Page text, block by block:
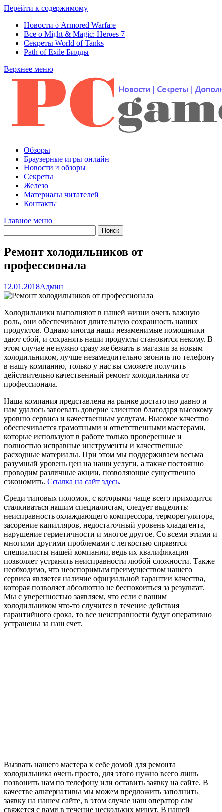
Перейти к содержимому
Новости о Armored Warfare
Все о Might & Magic: Heroes 7
Секреты World of Tanks
Path of Exile Билды
Верхнее меню
Обзоры
Браузерные игры онлайн
Новости и обзоры
Секреты
Железо
Материалы читателей
Контакты
Главное меню
Ремонт холодильников от
профессионала
12.01.2018Админ
Холодильники выполняют в нашей жизни очень важную
роль, они обеспечивают длительную сохранность наших
продуктов. Однако иногда наши незаменимые помощники
дают сбой, и сохранять наши продукты становится некому. В
этом случае не нужно сразу же бежать в магазин за новым
холодильником, лучше незамедлительно звонить по телефону
в нашу компанию, только у нас вы сможете получить
действительно качественный ремонт холодильника от
профессионала.
Наша компания представлена на рынке достаточно давно и
нам удалось завоевать доверие клиентов благодаря высокому
уровню сервиса и качественным услугам. Высокое качество
обеспечивается грамотными и ответственными мастерами,
которые используют в работе только проверенные и
полностью исправные инструменты и качественные
расходные материалы. При этом мы поддерживаем весьма
разумный уровень цен на наши услуги, а также постоянно
проводим различные акции, позволяющие существенно
сэкономить. Ссылка на сайт здесь.
Среди типовых поломок, с которыми чаще всего приходится
сталкиваться нашим специалистам, следует выделить:
неисправность охлаждающего компрессора, терморегулятора,
засорение капилляров, недостаточный уровень хладагента,
нарушение герметичности и многое другое. Со всеми этими и
многими другими проблемами с легкостью справятся
специалисты нашей компании, ведь их квалификация
позволяет устранять неисправности любой сложности. Также
необходимо, что неоспоримым преимуществом нашего
сервиса является наличие официальной гарантии качества,
которая позволяет абсолютно не беспокоиться за результат.
Мы с уверенностью заявляем, что если с вашим
холодильником что-то случится в течение действия
гарантийного срока, то все неисправности будут оперативно
устранены за наш счет.
Вызвать нашего мастера к себе домой для ремонта
холодильника очень просто, для этого нужно всего лишь
позвонить нам по телефону или оставить заявку на сайте. В
качестве альтернативы мы можем предложить заполнить
заявку на нашем сайте, в этом случае наш оператор сам
свяжется с вами в течение нескольких минут. В нашей